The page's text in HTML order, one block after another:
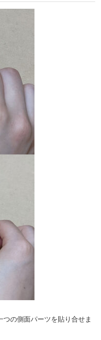
の側面パーツを貼り合せま